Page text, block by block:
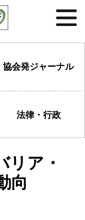
協会発ジャーナル
法律・行政
ア・
向